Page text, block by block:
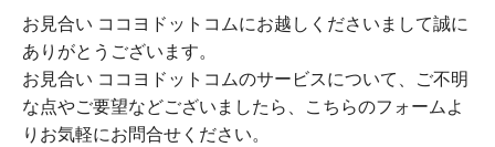
お見合い ココヨドットコムにお越しくださいまして誠に
ありがとうございます。
お見合い ココヨドットコムのサービスについて、ご不明
な点やご要望などございましたら、こちらのフォームよ
りお気軽にお問合せください。